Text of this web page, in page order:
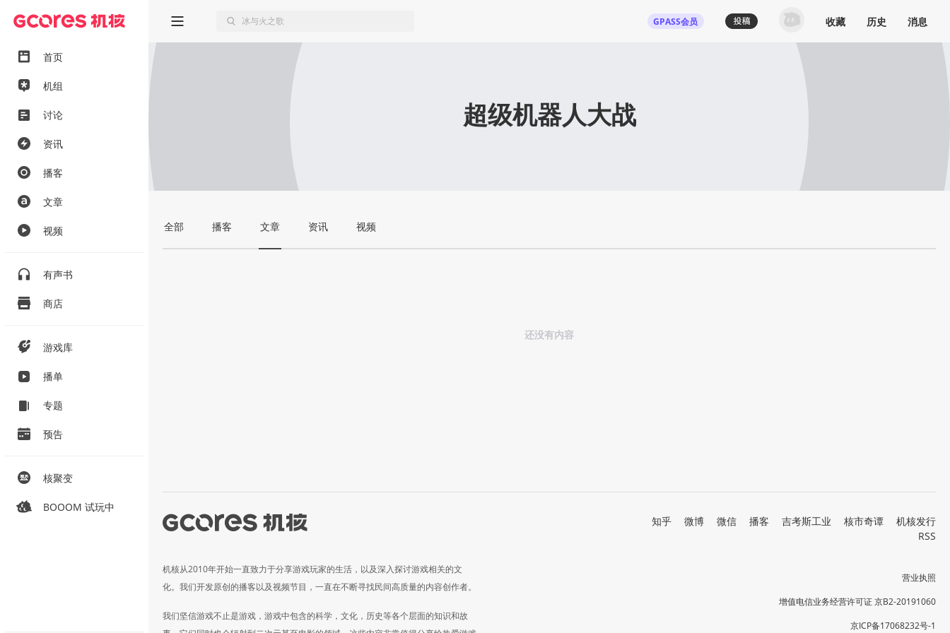
首页
机组
讨论
资讯
播客
文章
视频
有声书
商店
游戏库
播单
专题
预告
核聚变
BOOOM 试玩中
GPASS会员 收藏 历史 消息
超级机器人大战
全部 播客 文章 资讯 视频
还没有内容
机核从2010年开始一直致力于分享游戏玩家的生活，以及深入探讨游戏相关的文
化。我们开发原创的播客以及视频节目，一直在不断寻找民间高质量的内容创作者。
我们坚信游戏不止是游戏，游戏中包含的科学，文化，历史等各个层面的知识和故
知乎 微博 微信 播客 吉考斯工业 核市奇谭
机核发行
RSS
营业执照
增值电信业务经营许可证 京B2-20191060
京ICP备17068232号-1